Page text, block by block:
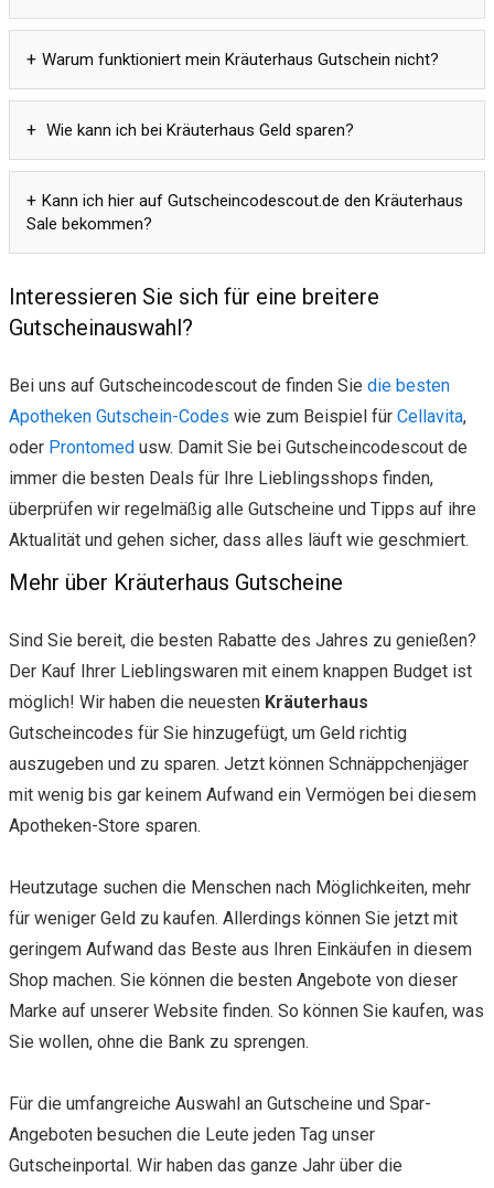
Warum funktioniert mein Kräuterhaus Gutschein nicht?
Wie kann ich bei Kräuterhaus Geld sparen?
Kann ich hier auf Gutscheincodescout.de den Kräuterhaus
Sale bekommen?
Interessieren Sie sich für eine breitere
Gutscheinauswahl?
Bei uns auf Gutscheincodescout de finden Sie die besten
Apotheken Gutschein-Codes wie zum Beispiel für Cellavita,
oder Prontomed usw. Damit Sie bei Gutscheincodescout de
immer die besten Deals für Ihre Lieblingsshops finden,
überprüfen wir regelmäßig alle Gutscheine und Tipps auf ihre
Aktualität und gehen sicher, dass alles läuft wie geschmiert.
Mehr über Kräuterhaus Gutscheine
Sind Sie bereit, die besten Rabatte des Jahres zu genießen?
Der Kauf Ihrer Lieblingswaren mit einem knappen Budget ist
möglich! Wir haben die neuesten Kräuterhaus
Gutscheincodes für Sie hinzugefügt, um Geld richtig
auszugeben und zu sparen. Jetzt können Schnäppchenjäger
mit wenig bis gar keinem Aufwand ein Vermögen bei diesem
Apotheken-Store sparen.
Heutzutage suchen die Menschen nach Möglichkeiten, mehr
für weniger Geld zu kaufen. Allerdings können Sie jetzt mit
geringem Aufwand das Beste aus Ihren Einkäufen in diesem
Shop machen. Sie können die besten Angebote von dieser
Marke auf unserer Website finden. So können Sie kaufen, was
Sie wollen, ohne die Bank zu sprengen.
Für die umfangreiche Auswahl an Gutscheine und Spar-
Angeboten besuchen die Leute jeden Tag unser
Gutscheinportal. Wir haben das ganze Jahr über die